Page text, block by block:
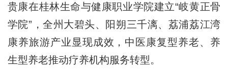
贵康在桂林生命与健康职业学院建立“岐黄正骨
学院”，全州大碧头、阳朔三千漓、荔浦荔江湾
康养旅游产业显现成效，中医康复型养老、养
生型养老推动疗养机构服务转型。